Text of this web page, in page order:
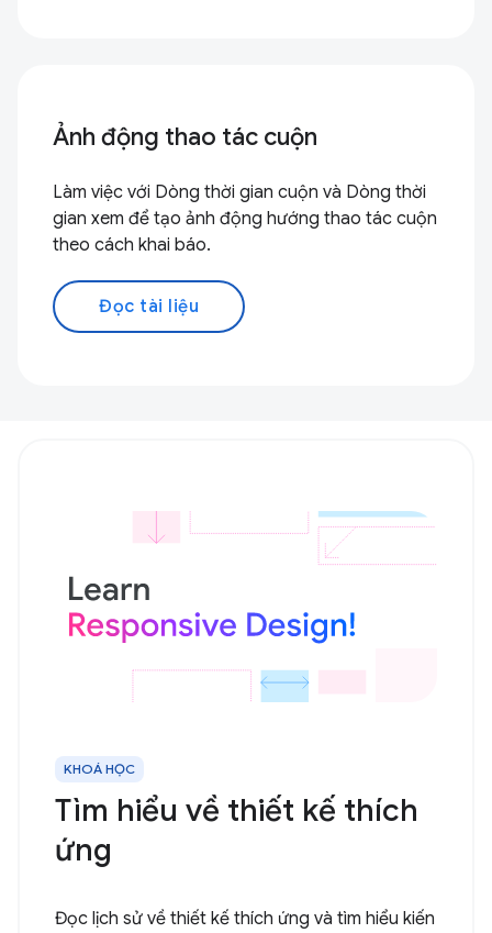
Ảnh động thao tác cuộn
Làm việc với Dòng thời gian cuộn và Dòng thời
gian xem để tạo ảnh động hướng thao tác cuộn
theo cách khai báo.
Đọc tài liệu
KHOÁ HỌC
Tìm hiểu về thiết kế thích
ứng
Đọc lịch sử về thiết kế thích ứng và tìm hiểu kiến